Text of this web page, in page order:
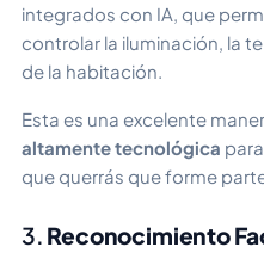
integrados con IA, que
controlar la iluminación, la
de la habitación.
Esta es una excelente
altamente tecnológica
que querrás que forme
3. Reconocimiento